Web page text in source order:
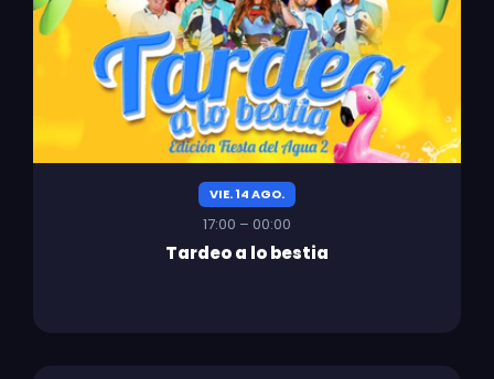
VIE. 14 AGO.
17:00 – 00:00
Tardeo a lo bestia